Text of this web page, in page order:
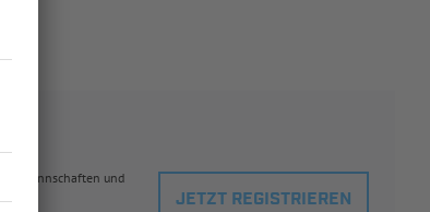
Mannschaften und
JETZT REGISTRIEREN